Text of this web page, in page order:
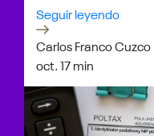
Seguir leyendo
Carlos Franco Cuzco
oct. 17 min